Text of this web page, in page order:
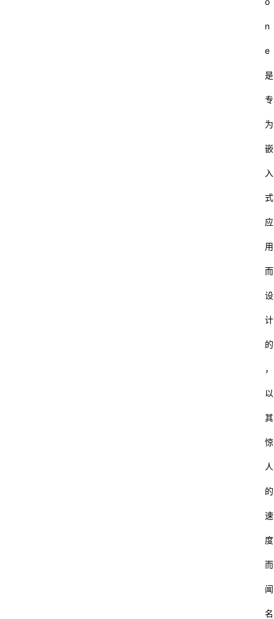
n
e
是
专
为
嵌
入
式
应
用
而
设
计
的
，
以
其
惊
人
的
速
度
而
闻
名